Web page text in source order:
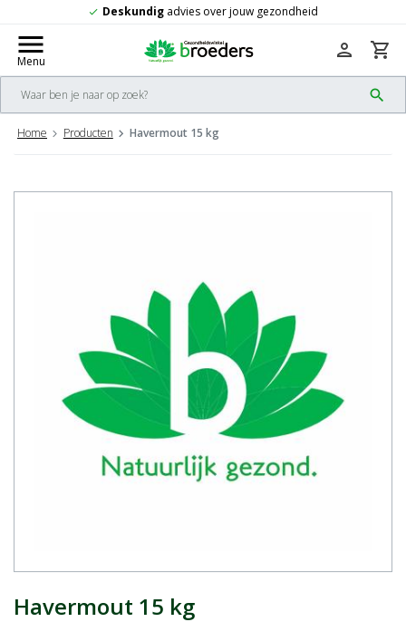
advies over jouw gezondheid
menu
Menu
search
person shopping_cart
Home Producten Havermout 15 kg
Havermout 15 kg